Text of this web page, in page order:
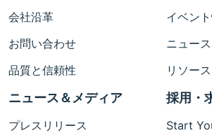
会社沿革
お問い合わせ
品質と信頼性
イベン
ニュース
リソース
ニュース＆メディア
プレスリリース
採用・
Start